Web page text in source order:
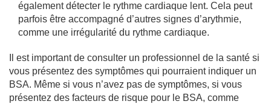
également détecter le rythme cardiaque lent. Cela peut
parfois être accompagné d’autres signes d’arythmie,
comme une irrégularité du rythme cardiaque.
Il est important de consulter un professionnel de la santé si
vous présentez des symptômes qui pourraient indiquer un
BSA. Même si vous n’avez pas de symptômes, si vous
présentez des facteurs de risque pour le BSA, comme